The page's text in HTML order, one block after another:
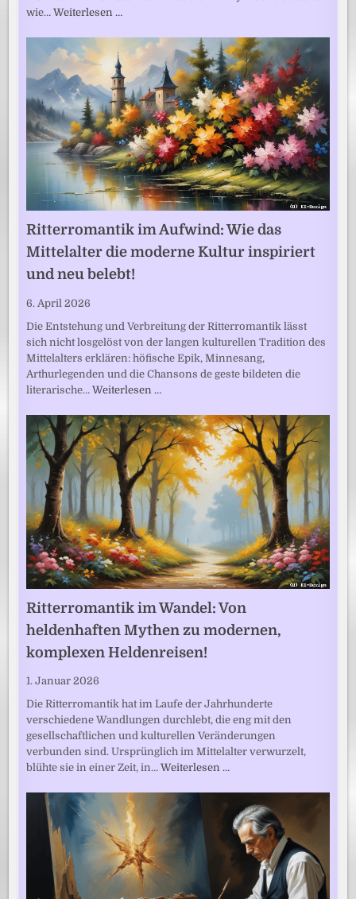
wie…Weiterlesen …
Ritterromantik im Aufwind: Wie das
Mittelalter die moderne Kultur inspiriert
und neu belebt!
6. April 2026
Die Entstehung und Verbreitung der Ritterromantik lässt
sich nicht losgelöst von der langen kulturellen Tradition des
Mittelalters erklären: höfische Epik, Minnesang,
Arthurlegenden und die Chansons de geste bildeten die
literarische…Weiterlesen …
Ritterromantik im Wandel: Von
heldenhaften Mythen zu modernen,
komplexen Heldenreisen!
1. Januar 2026
Die Ritterromantik hat im Laufe der Jahrhunderte
verschiedene Wandlungen durchlebt, die eng mit den
gesellschaftlichen und kulturellen Veränderungen
verbunden sind. Ursprünglich im Mittelalter verwurzelt,
blühte sie in einer Zeit, in…Weiterlesen …